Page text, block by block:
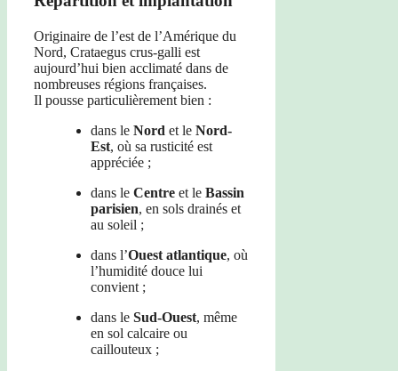
Originaire de l’est de l’Amérique du
Nord, Crataegus crus-galli est
aujourd’hui bien acclimaté dans de
nombreuses régions françaises.
Il pousse particulièrement bien :
dans le Nord et le Nord-
Est, où sa rusticité est
appréciée ;
dans le Centre et le Bassin
parisien, en sols drainés et
au soleil ;
dans l’Ouest atlantique, où
l’humidité douce lui
convient ;
dans le Sud-Ouest, même
en sol calcaire ou
caillouteux ;